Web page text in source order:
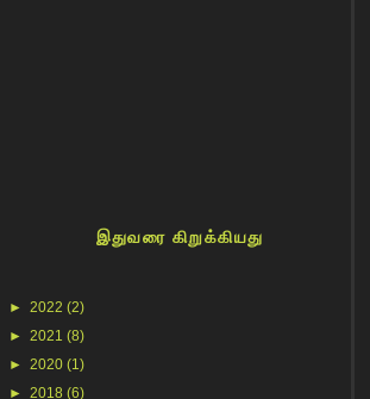
இதுவரை கிறுக்கியது
► 2022 (2)
► 2021 (8)
► 2020 (1)
► 2018 (6)